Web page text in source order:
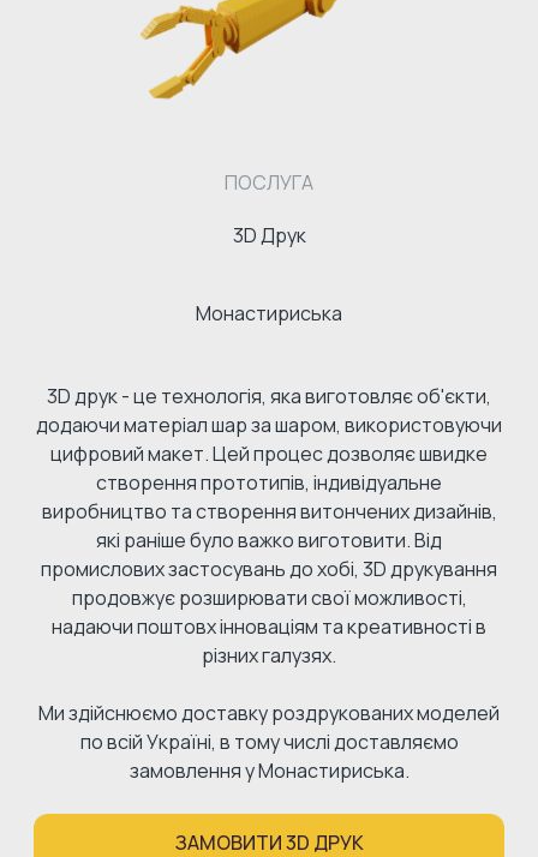
ПОСЛУГА
3D Друк
Монастириська
3D друк - це технологія, яка виготовляє об'єкти,
додаючи матеріал шар за шаром, використовуючи
цифровий макет. Цей процес дозволяє швидке
створення прототипів, індивідуальне
виробництво та створення витончених дизайнів,
які раніше було важко виготовити. Від
промислових застосувань до хобі, 3D друкування
продовжує розширювати свої можливості,
надаючи поштовх інноваціям та креативності в
різних галузях.
Ми здійснюємо доставку роздрукованих моделей
по всій Україні, в тому числі доставляємо
замовлення у Монастириська.
ЗАМОВИТИ 3D ДРУК